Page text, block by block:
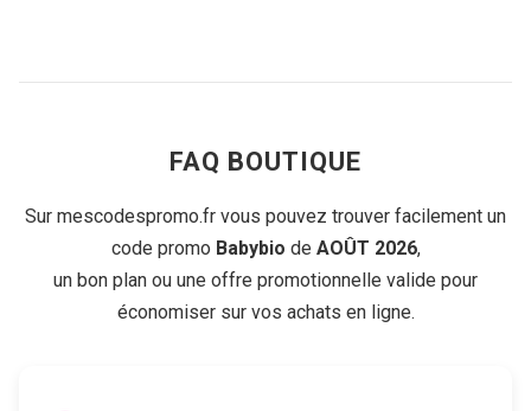
FAQ BOUTIQUE
Sur mescodespromo.fr vous pouvez trouver facilement un
code promo Babybio de AOÛT 2026,
un bon plan ou une offre promotionnelle valide pour
économiser sur vos achats en ligne.